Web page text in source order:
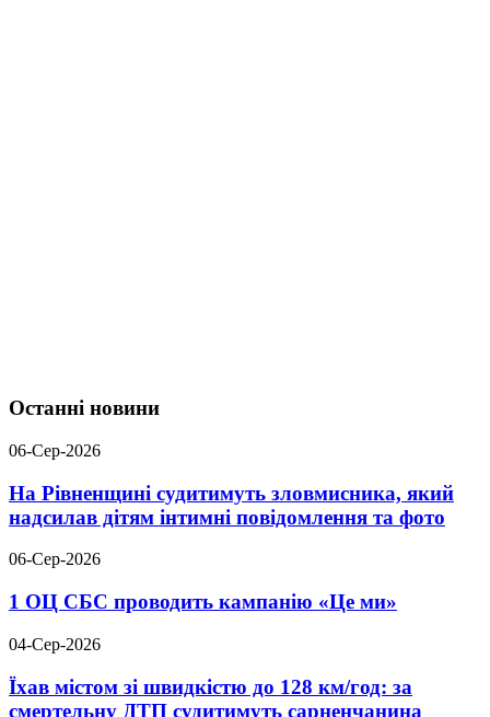
Останні новини
06-Сер-2026
На Рівненщині судитимуть зловмисника, який
надсилав дітям інтимні повідомлення та фото
06-Сер-2026
1 ОЦ СБС проводить кампанію «Це ми»
04-Сер-2026
Їхав містом зі швидкістю до 128 км/год: за
смертельну ДТП судитимуть сарненчанина